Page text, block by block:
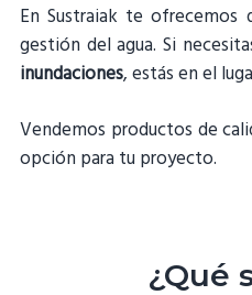
En Sustraiak te ofrecemos
gestión del agua. Si
inundaciones, estás en el
Vendemos productos de
opción para tu proyecto.
¿Qué